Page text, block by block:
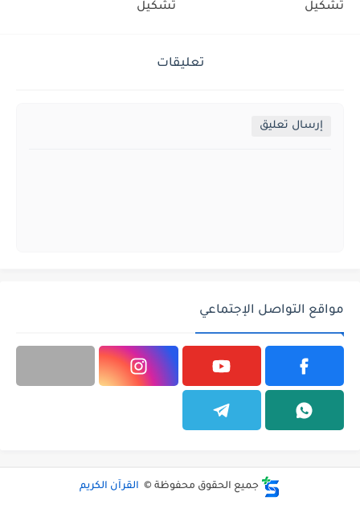
تشكيل
تشكيل
تعليقات
إرسال تعليق
مواقع التواصل الإجتماعي
جميع الحقوق محفوظة © القرآن الكريم